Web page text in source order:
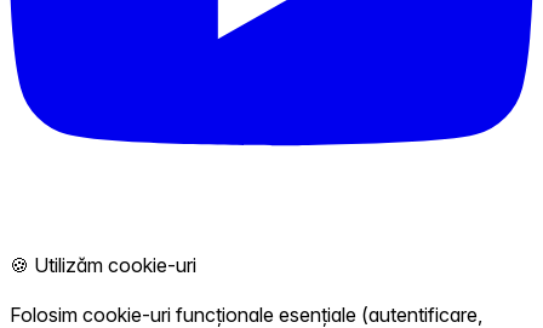
🍪 Utilizăm cookie-uri
Folosim cookie-uri funcționale esențiale (autentificare,